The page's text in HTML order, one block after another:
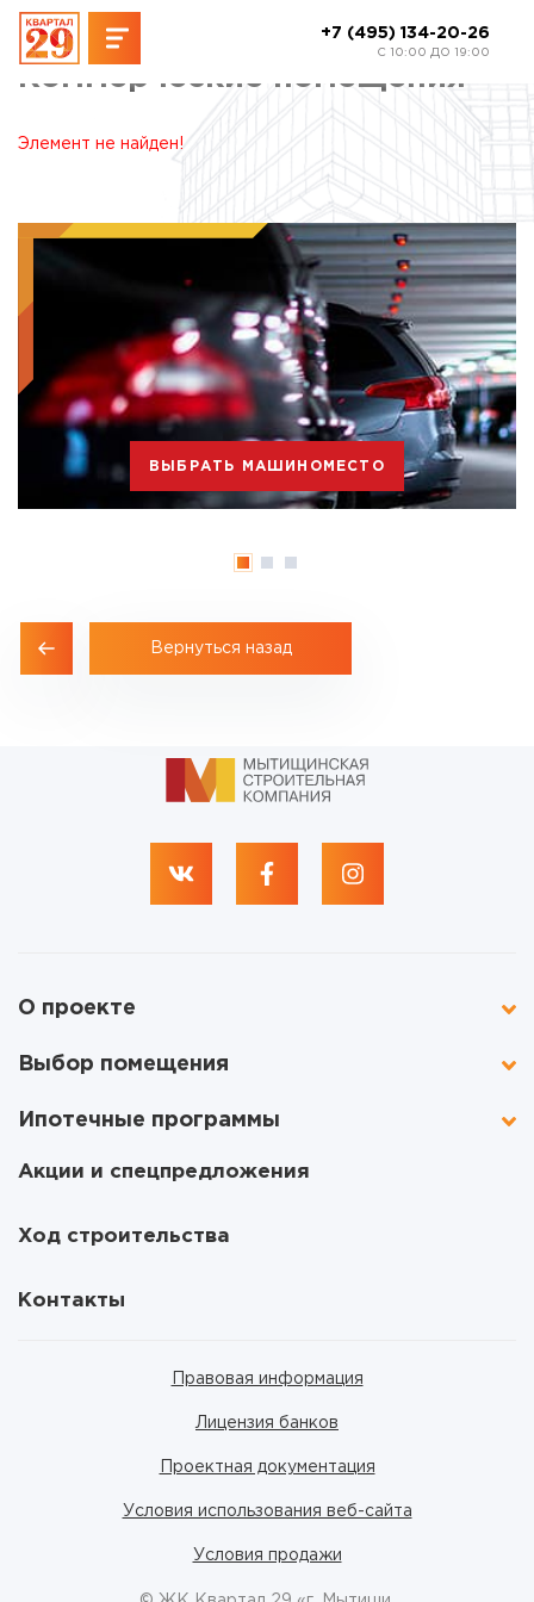
+7 (495) 134-20-26
C 10:00 ДО 19:00
Коммерческие помещения
Элемент не найден!
ВЫБРАТЬ МАШИНОМЕСТО
Вернуться назад
О проекте
Выбор помещения
Ипотечные программы
Акции и спецпредложения
Ход строительства
Контакты
Правовая информация
Лицензия банков
Проектная документация
Условия использования веб-сайта
Условия продажи